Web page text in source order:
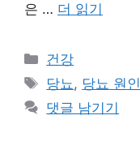
은 … 더 읽기
카
테
리
건강
태
그
당뇨, 당뇨 원인
댓글 남기기